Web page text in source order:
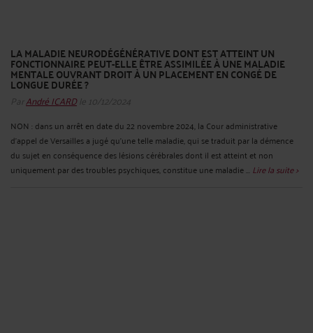
LA MALADIE NEURODÉGÉNÉRATIVE DONT EST ATTEINT UN
FONCTIONNAIRE PEUT-ELLE ÊTRE ASSIMILÉE À UNE MALADIE
MENTALE OUVRANT DROIT À UN PLACEMENT EN CONGÉ DE
LONGUE DURÉE ?
ParAndré ICARDle 10/12/2024
NON : dans un arrêt en date du 22 novembre 2024, la Cour administrative
d’appel de Versailles a jugé qu’une telle maladie, qui se traduit par la démence
du sujet en conséquence des lésions cérébrales dont il est atteint et non
uniquement par des troubles psychiques, constitue une maladie ... Lire la suite >